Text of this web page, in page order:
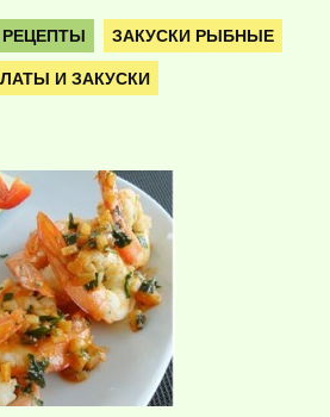
ЗАКУСКИ РЫБНЫЕ
И ЗАКУСКИ